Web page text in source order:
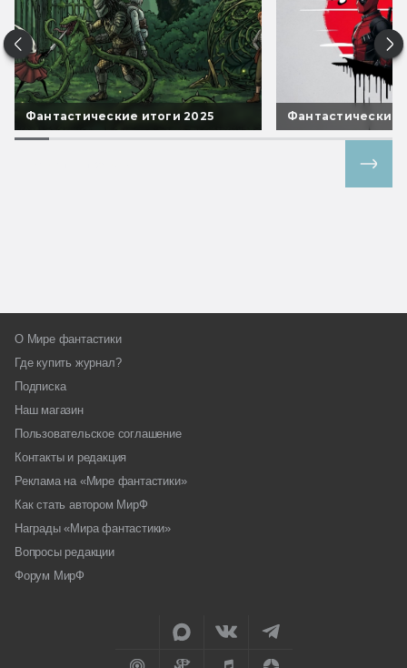
Фантастические итоги 2025 Фантастические
О Мире фантастики
Где купить журнал?
Подписка
Наш магазин
Пользовательское соглашение
Контакты и редакция
Реклама на «Мире фантастики»
Как стать автором МирФ
Награды «Мира фантастики»
Вопросы редакции
Форум МирФ